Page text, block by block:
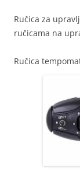
Ručica za
ručicama na
Ručica